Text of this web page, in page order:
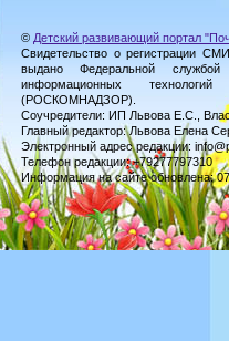
© Детский развивающий портал
Свидетельство о регистрации
выдано Федеральной
информационных
(РОСКОМНАДЗОР).
Соучредители: ИП Львова Е.С.,
Главный редактор: Львова Елена
Электронный адрес редакции:
Телефон редакции: +79277797310
Информация на сайте обновлена: